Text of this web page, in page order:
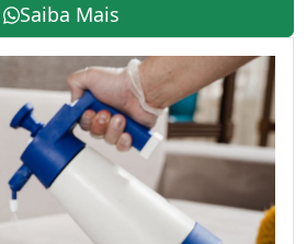
Saiba Mais